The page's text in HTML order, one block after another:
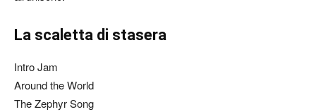
La scaletta di stasera
Intro Jam
Around the World
The Zephyr Song